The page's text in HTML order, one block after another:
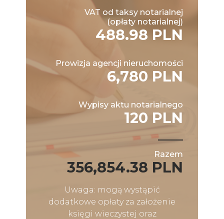
VAT od taksy notarialnej
(opłaty notarialnej)
488.98 PLN
Prowizja agencji nieruchomości
6,780 PLN
Wypisy aktu notarialnego
120 PLN
Razem
356,854.38 PLN
Uwaga: mogą wystąpić
dodatkowe opłaty za założenie
księgi wieczystej oraz